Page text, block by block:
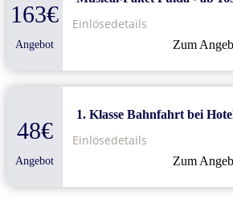
163€
Angebot Zum
Einlösedetails
48€
Angebot
1. Klasse Bahnfahrt bei
Zum
Einlösedetails